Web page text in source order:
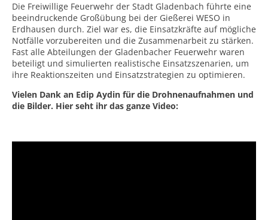
Die Freiwillige Feuerwehr der Stadt Gladenbach führte eine
beeindruckende Großübung bei der Gießerei WESO in
Erdhausen durch. Ziel war es, die Einsatzkräfte auf mögliche
Notfälle vorzubereiten und die Zusammenarbeit zu stärken.
Fast alle Abteilungen der Gladenbacher Feuerwehr waren
beteiligt und simulierten realistische Einsatzszenarien, um
ihre Reaktionszeiten und Einsatzstrategien zu optimieren.
Vielen Dank an Edip Aydin für die Drohnenaufnahmen und
die Bilder. Hier seht ihr das ganze Video: